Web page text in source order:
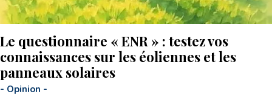
Le questionnaire « ENR » : testez vos
connaissances sur les éoliennes et les
panneaux solaires
- Opinion -